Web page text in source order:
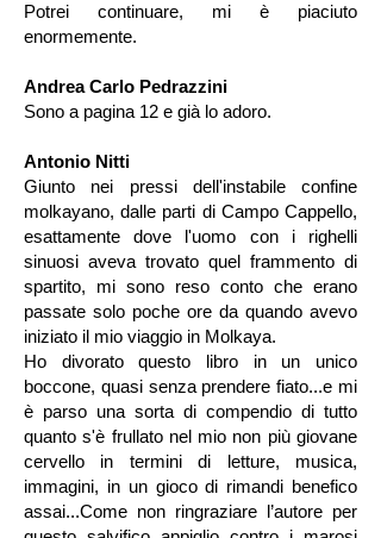
Potrei continuare, mi è piaciuto
enormemente.
Andrea Carlo Pedrazzini
Sono a pagina 12 e già lo adoro.
Antonio Nitti
Giunto nei pressi dell'instabile confine
molkayano, dalle parti di Campo Cappello,
esattamente dove l'uomo con i righelli
sinuosi aveva trovato quel frammento di
spartito, mi sono reso conto che erano
passate solo poche ore da quando avevo
iniziato il mio viaggio in Molkaya.
Ho divorato questo libro in un unico
boccone, quasi senza prendere fiato...e mi
è parso una sorta di compendio di tutto
quanto s'è frullato nel mio non più giovane
cervello in termini di letture, musica,
immagini, in un gioco di rimandi benefico
assai...Come non ringraziare l’autore per